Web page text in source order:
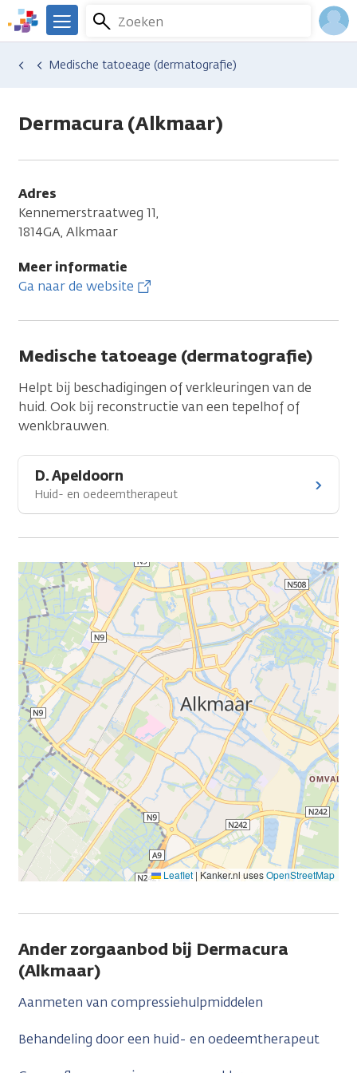
Overslaan
en
naar
We
er
Kanker.nl
Zoeken
Menu
Hulp en ondersteuning
Vind hulp bij kanker
Uiterlijke veranderingen
Huidproblemen
Medische tatoeage (dermatografie)
Dermacura (Alkmaar)
Adres
Kennemerstraatweg 11,
1814GA, Alkmaar
Meer informatie
Ga naar de website
Medische tatoeage (dermatografie)
Helpt bij beschadigingen of verkleuringen van de
huid. Ook bij reconstructie van een tepelhof of
wenkbrauwen.
D. Apeldoorn
Huid- en oedeemtherapeut
Leaflet | Kanker.nl usesOpenStreetMap
Ander zorgaanbod bij Dermacura
(Alkmaar)
Aanmeten van compressiehulpmiddelen
Behandeling door een huid- en oedeemtherapeut